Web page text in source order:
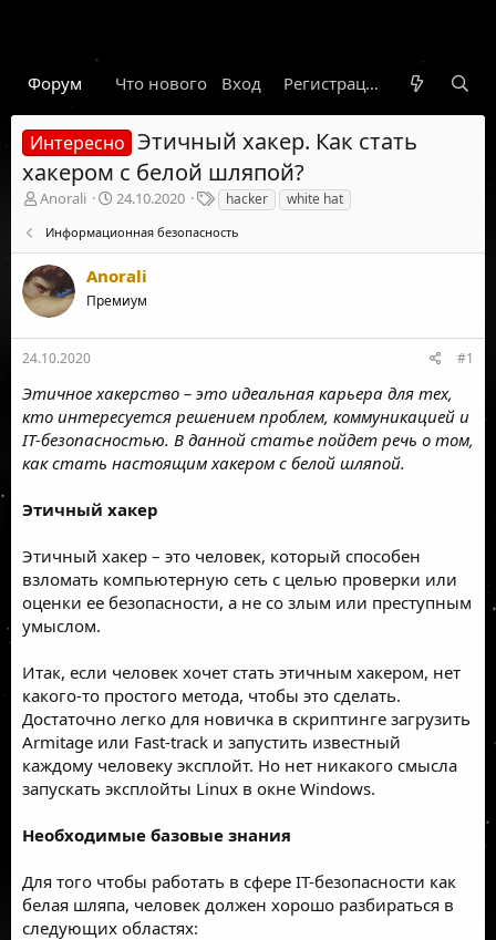
Форум Что нового Гарант Новости
Вход Регистрация
Интересно Этичный хакер. Как стать
хакером с белой шляпой?
А
о
р
т
е
м
ы
Anorali
Д
т
а
н
а
а
24.10.2020
Т
е
г
и
hacker white hat
Информационная безопасность
Anorali
Премиум
24.10.2020 #1
Этичное хакерство – это идеальная карьера для тех,
кто интересуется решением проблем, коммуникацией и
IТ-безопасностью. В данной статье пойдет речь о том,
как стать настоящим хакером с белой шляпой.
Этичный хакер
Этичный хакер – это человек, который способен
взломать компьютерную сеть с целью проверки или
оценки ее безопасности, а не со злым или преступным
умыслом.
Итак, если человек хочет стать этичным хакером, нет
какого-то простого метода, чтобы это сделать.
Достаточно легко для новичка в скриптинге загрузить
Armitage или Fast-track и запустить известный
каждому человеку эксплойт. Но нет никакого смысла
запускать эксплойты Linux в окне Windows.
Необходимые базовые знания
Для того чтобы работать в сфере IТ-безопасности как
белая шляпа, человек должен хорошо разбираться в
следующих областях: